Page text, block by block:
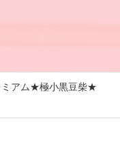
アム★極小黒豆柴★